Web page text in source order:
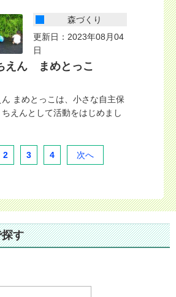
森づくり
更新日：2023年08月04
日
えん まめとっこ
まめとっこは、小さな自主保
えんとして活動をはじめまし
2 3 4 次へ
す